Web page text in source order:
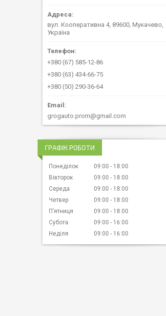
вул. Кооперативна 4, 89600, Мукачево,
Україна
+380 (67) 585-12-86
+380 (63) 434-66-75
+380 (50) 290-36-64
grogauto.prom@gmail.com
ГРАФІК РОБОТИ
Понеділок 09:00
18:00
Вівторок
09:00
18:00
Середа
09:00
18:00
Четвер
09:00
18:00
Пʼятниця
09:00
18:00
Субота
09:00
16:00
Неділя
09:00 16:00